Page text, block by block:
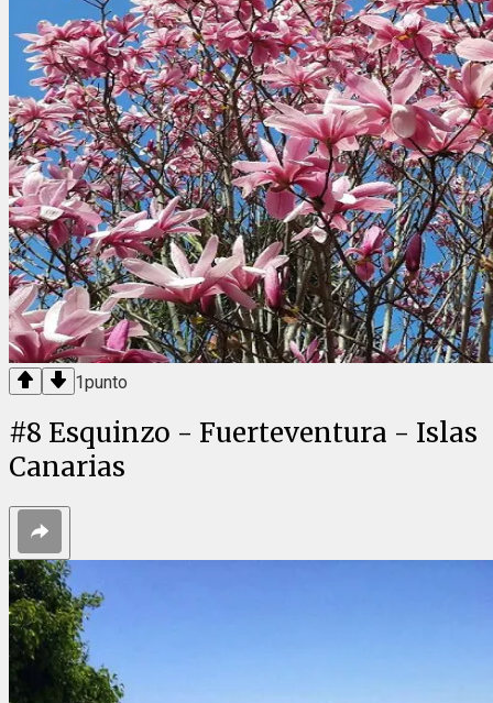
1punto
#8 Esquinzo - Fuerteventura - Islas
Canarias